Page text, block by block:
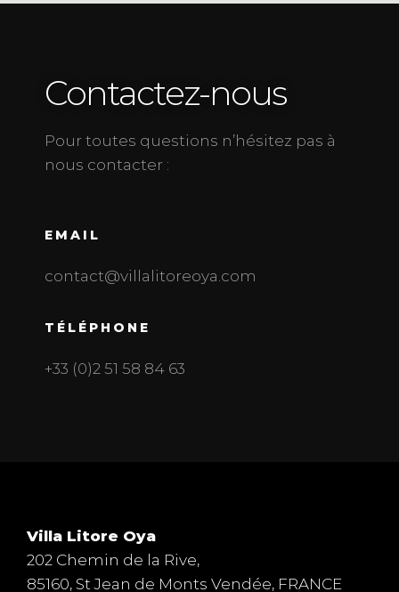
Contactez-nous
Pour toutes questions n’hésitez pas à
nous contacter :
EMAIL
contact@villalitoreoya.com
TÉLÉPHONE
+33 (0)2 51 58 84 63
Villa Litore Oya
202 Chemin de la Rive,
85160, St Jean de Monts Vendée, FRANCE